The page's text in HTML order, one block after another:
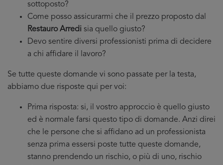
sottoposto?
Come posso assicurarmi che il prezzo proposto dal
Restauro Arredi sia quello giusto?
Devo sentire diversi professionisti prima di decidere
a chi affidare il lavoro?
Se tutte queste domande vi sono passate per la testa,
abbiamo due risposte qui per voi:
Prima risposta: si, il vostro approccio è quello giusto
ed è normale farsi questo tipo di domande. Anzi direi
che le persone che si affidano ad un professionista
senza prima essersi poste tutte queste domande,
stanno prendendo un rischio, o più di uno, rischio